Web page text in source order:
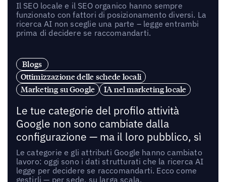
Il SEO locale e il SEO organico hanno sempre
funzionato con fattori di posizionamento diversi. La
ricerca AI non sceglie una parte – legge entrambi
prima di decidere se raccomandarti.
Blogs
Ottimizzazione delle schede locali
Marketing su Google
IA nel marketing locale
Le tue categorie del profilo attività
Google non sono cambiate dalla
configurazione — ma il loro pubblico, sì
Le categorie e gli attributi Google hanno cambiato
lavoro: oggi sono i dati strutturati che la ricerca AI
legge per decidere se raccomandarti. Ecco come
gestirli — per sede, su larga scala.